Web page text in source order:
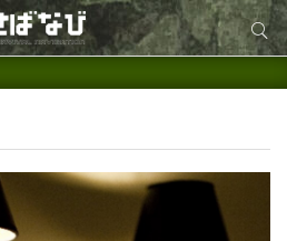
サイト内検索
サイト内検索